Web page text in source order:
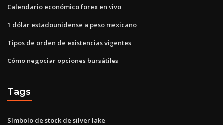
Calendario económico forex en vivo
1 dólar estadounidense a peso mexicano
Tipos de orden de existencias vigentes
Cómo negociar opciones bursátiles
Tags
Símbolo de stock de silver lake